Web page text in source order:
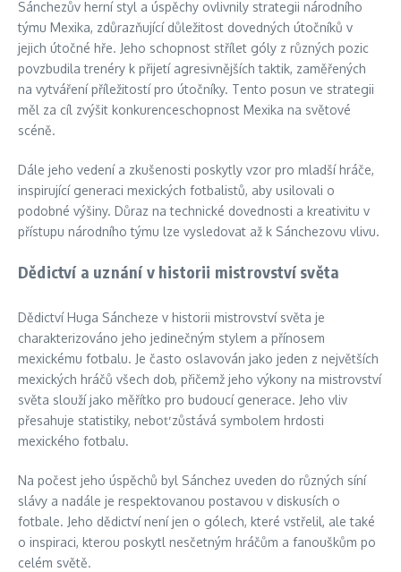
Sánchezův herní styl a úspěchy ovlivnily strategii národního
týmu Mexika, zdůrazňující důležitost dovedných útočníků v
jejich útočné hře. Jeho schopnost střílet góly z různých pozic
povzbudila trenéry k přijetí agresivnějších taktik, zaměřených
na vytváření příležitostí pro útočníky. Tento posun ve strategii
měl za cíl zvýšit konkurenceschopnost Mexika na světové
scéně.
Dále jeho vedení a zkušenosti poskytly vzor pro mladší hráče,
inspirující generaci mexických fotbalistů, aby usilovali o
podobné výšiny. Důraz na technické dovednosti a kreativitu v
přístupu národního týmu lze vysledovat až k Sánchezovu vlivu.
Dědictví a uznání v historii mistrovství světa
Dědictví Huga Sáncheze v historii mistrovství světa je
charakterizováno jeho jedinečným stylem a přínosem
mexickému fotbalu. Je často oslavován jako jeden z největších
mexických hráčů všech dob, přičemž jeho výkony na mistrovství
světa slouží jako měřítko pro budoucí generace. Jeho vliv
přesahuje statistiky, neboť zůstává symbolem hrdosti
mexického fotbalu.
Na počest jeho úspěchů byl Sánchez uveden do různých síní
slávy a nadále je respektovanou postavou v diskusích o
fotbale. Jeho dědictví není jen o gólech, které vstřelil, ale také
o inspiraci, kterou poskytl nesčetným hráčům a fanouškům po
celém světě.